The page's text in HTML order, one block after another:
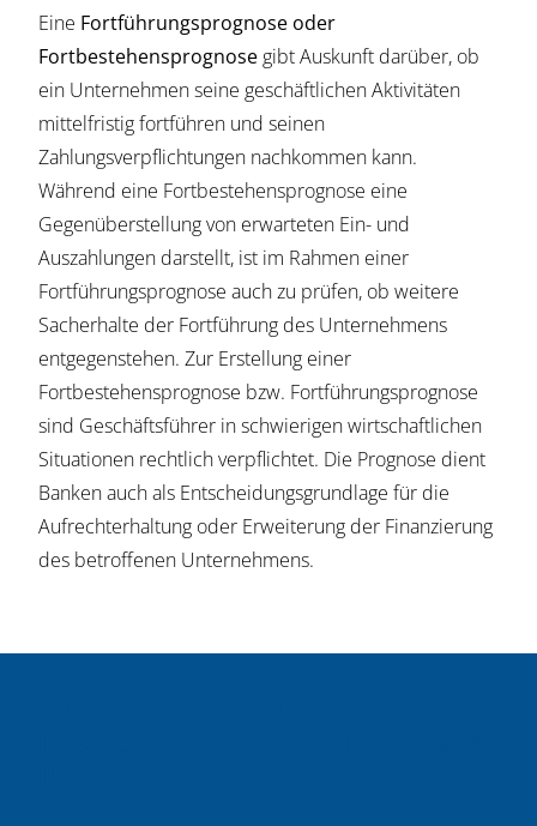
Eine Fortführungsprognose oder
Fortbestehensprognose gibt Auskunft darüber, ob
ein Unternehmen seine geschäftlichen Aktivitäten
mittelfristig fortführen und seinen
Zahlungsverpflichtungen nachkommen kann.
Während eine Fortbestehensprognose eine
Gegenüberstellung von erwarteten Ein- und
Auszahlungen darstellt, ist im Rahmen einer
Fortführungsprognose auch zu prüfen, ob weitere
Sacherhalte der Fortführung des Unternehmens
entgegenstehen. Zur Erstellung einer
Fortbestehensprognose bzw. Fortführungsprognose
sind Geschäftsführer in schwierigen wirtschaftlichen
Situationen rechtlich verpflichtet. Die Prognose dient
Banken auch als Entscheidungsgrundlage für die
Aufrechterhaltung oder Erweiterung der Finanzierung
des betroffenen Unternehmens.